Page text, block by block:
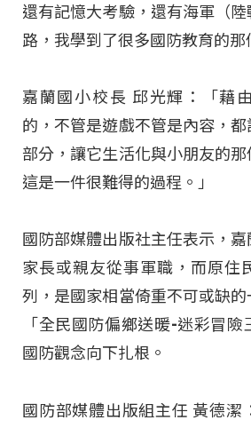
還有記憶大考驗，還有海軍（
路，我學到了很多國防教育的那
嘉蘭國小校長 邱光輝：「藉
的，不管是遊戲不管是內容，
部分，讓它生活化與小朋友的那
這是一件很難得的過程。」
國防部媒體出版社主任表示，
家長或親友從事軍職，而原住
列，是國家相當倚重不可或缺
「全民國防偏鄉送暖-迷彩冒
國防觀念向下扎根。
國防部媒體出版組主任 黃德潔